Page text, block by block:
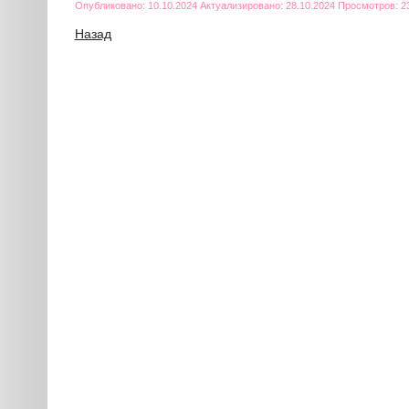
Опубликовано: 10.10.2024 Актуализировано: 28.10.2024 Просмотров:
Назад